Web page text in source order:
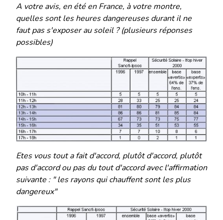
A votre avis, en été en France, à votre montre,
quelles sont les heures dangereuses durant il ne
faut pas s'exposer au soleil ? (plusieurs réponses
possibles)
Etes vous tout a fait d'accord, plutôt d'accord, plutôt
pas d'accord ou pas du tout d'accord avec l'affirmation
suivante : " les rayons qui chauffent sont les plus
dangereux"